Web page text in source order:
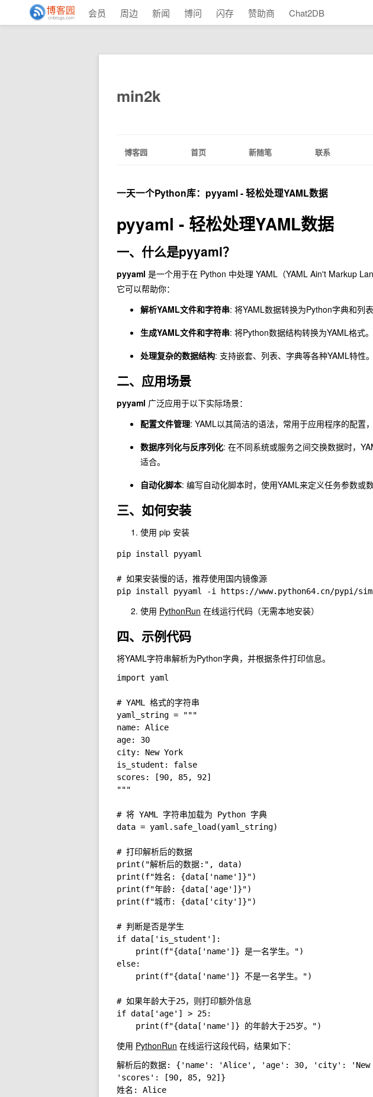
会员 周边 新闻 博问 闪存 赞助商 Chat2DB
min2k
博客园 首页 新随笔 联系
一天一个Python库：pyyaml - 轻松处理YAML数据
pyyaml - 轻松处理YAML数据
一、什么是pyyaml？
pyyaml 是一个用于在 Python 中处理 YAML（YAML Ain't Markup
它可以帮助你：
解析YAML文件和字符串: 将YAML数据转换为Python字典和列表
生成YAML文件和字符串: 将Python数据结构转换为YAML格式。
处理复杂的数据结构: 支持嵌套、列表、字典等各种YAML特性。
二、应用场景
pyyaml 广泛应用于以下实际场景：
配置文件管理: YAML以其简洁的语法，常用于应用程序的配置
数据序列化与反序列化: 在不同系统或服务之间交换数据时，
适合。
自动化脚本: 编写自动化脚本时，使用YAML来定义任务参数或
三、如何安装
使用 pip 安装
pip install pyyaml
# 如果安装慢的话，推荐使用国内镜像源
使用 PythonRun 在线运行代码（无需本地安装）
四、示例代码
将YAML字符串解析为Python字典，并根据条件打印信息。
import yaml
# YAML 格式的字符串
yaml_string = """
name: Alice
age: 30
city: New York
is_student: false
scores: [90, 85, 92]
"""
# 将 YAML 字符串加载为 Python 字典
data = yaml.safe_load(yaml_string)
# 打印解析后的数据
print("解析后的数据:", data)
print(f"姓名: {data['name']}")
print(f"年龄: {data['age']}")
print(f"城市: {data['city']}")
# 判断是否是学生
if data['is_student']:
    print(f"{data['name']} 是一名学生。")
else:
    print(f"{data['name']} 不是一名学生。")
# 如果年龄大于25，则打印额外信息
if data['age'] > 25:
使用 PythonRun 在线运行这段代码，结果如下：
解析后的数据: {'name': 'Alice', 'age': 30, 'city':
'scores': [90, 85, 92]}
姓名: Alice